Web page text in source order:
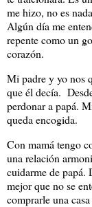
me hizo, no es
Algún día me
repente como un
corazón.
Mi padre y yo nos
que él decía.
perdonar a papá.
queda encogida.
Con mamá tengo
una relación
cuidarme de papá.
mejor que no se
comprarle una